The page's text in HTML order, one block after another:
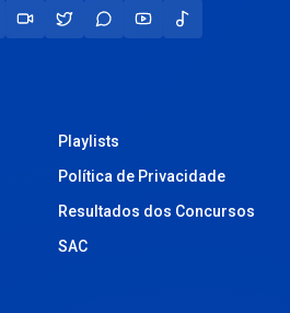
Playlists
Política de Privacidade
Resultados dos Concursos
SAC